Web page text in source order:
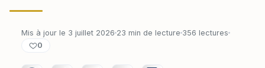
Mis à jour le 3 juillet 2026 23 min de lecture 356 lectures
0